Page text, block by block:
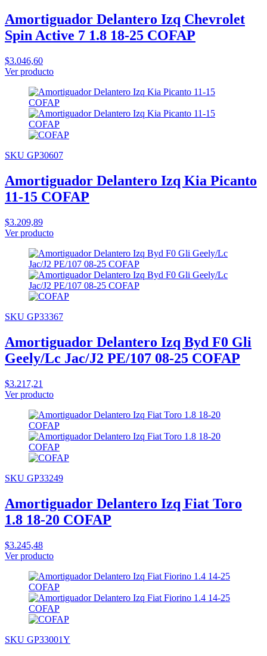
Amortiguador Delantero Izq Chevrolet
Spin Active 7 1.8 18-25 COFAP
$3.046,60
Ver producto
SKU GP30607
Amortiguador Delantero Izq Kia Picanto
11-15 COFAP
$3.209,89
Ver producto
SKU GP33367
Amortiguador Delantero Izq Byd F0 Gli
Geely/Lc Jac/J2 PE/107 08-25 COFAP
$3.217,21
Ver producto
SKU GP33249
Amortiguador Delantero Izq Fiat Toro
1.8 18-20 COFAP
$3.245,48
Ver producto
SKU GP33001Y